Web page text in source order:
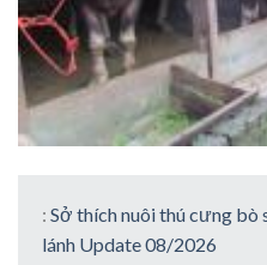
: Sở thích nuôi thú cưng bò
lánh Update 08/2026